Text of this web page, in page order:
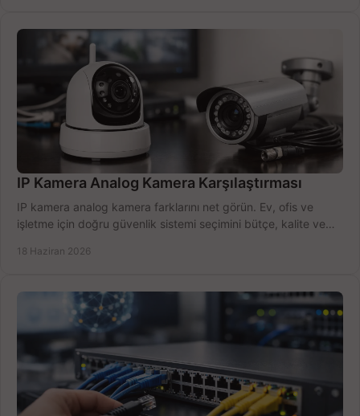
IP Kamera Analog Kamera Karşılaştırması
IP kamera analog kamera farklarını net görün. Ev, ofis ve
işletme için doğru güvenlik sistemi seçimini bütçe, kalite ve
18 Haziran 2026